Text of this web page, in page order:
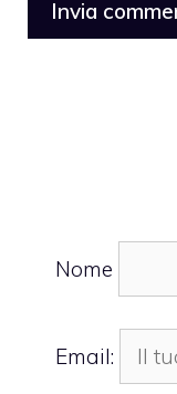
Nome
Email: